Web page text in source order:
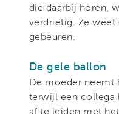
die daarbij horen,
verdrietig. Ze weet
gebeuren.
De gele ballon
De moeder neemt
terwijl een collega
af te leiden met het